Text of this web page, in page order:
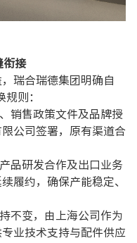
衔接
瑞合瑞德集团明确自
则：
销售政策文件及品牌授
公司签署，原有渠道合
品研发合作及出口业务
履约，确保产能稳定、
不变，由上海公司作为
业技术支持与配件供应